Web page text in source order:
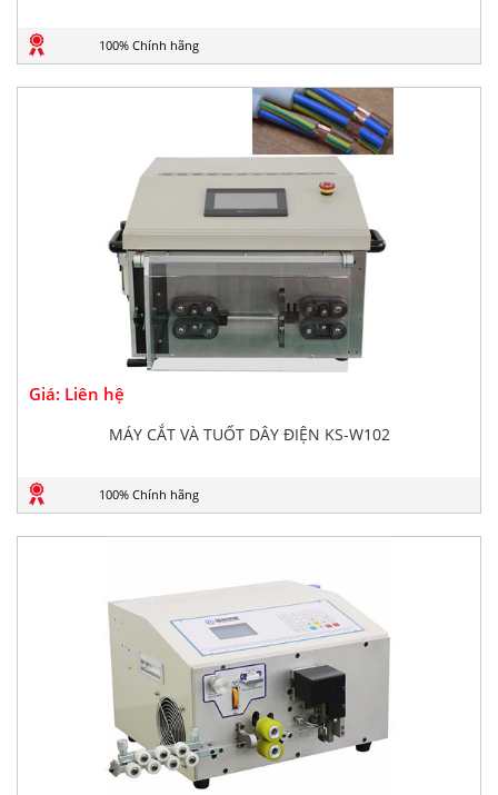
100% Chính hãng
Giá: Liên hệ
MÁY CẮT VÀ TUỐT DÂY ĐIỆN KS-W102
100% Chính hãng